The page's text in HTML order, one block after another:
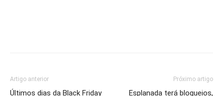
Artigo anterior
Últimos dias da Black Friday
Próximo artigo
Esplanada terá bloqueios,